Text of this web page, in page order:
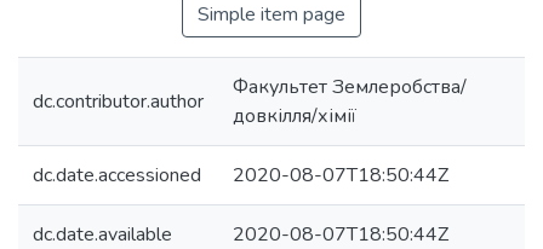
Simple item page
dc.contributor.author
Факультет Землеробства/
довкілля/хімії
dc.date.accessioned 2020-08-07T18:50:44Z
dc.date.available 2020-08-07T18:50:44Z